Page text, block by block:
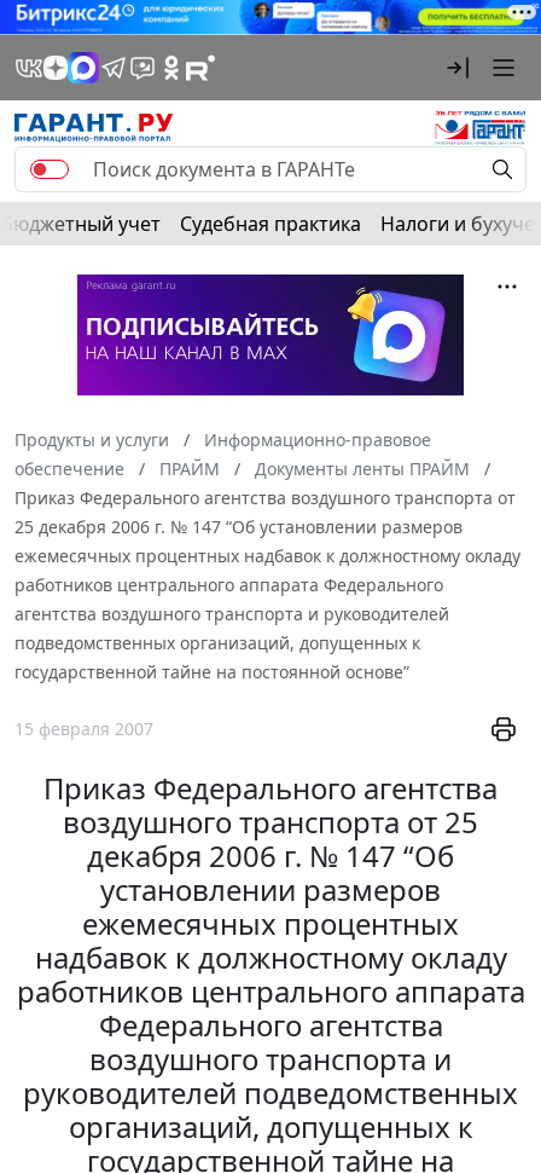
Бюджетный учет Судебная практика Налоги и
Продукты и услуги
Информационно-правовое
обеспечение
ПРАЙМ
Документы ленты ПРАЙМ
Приказ Федерального агентства воздушного транспорта от
25 декабря 2006 г. № 147 “Об установлении размеров
ежемесячных процентных надбавок к должностному окладу
работников центрального аппарата Федерального
агентства воздушного транспорта и руководителей
подведомственных организаций, допущенных к
государственной тайне на постоянной основе”
15 февраля 2007
Приказ Федерального агентства
воздушного транспорта от 25
декабря 2006 г. № 147 “Об
установлении размеров
ежемесячных процентных
надбавок к должностному окладу
работников центрального аппарата
Федерального агентства
воздушного транспорта и
руководителей подведомственных
организаций, допущенных к
государственной тайне на